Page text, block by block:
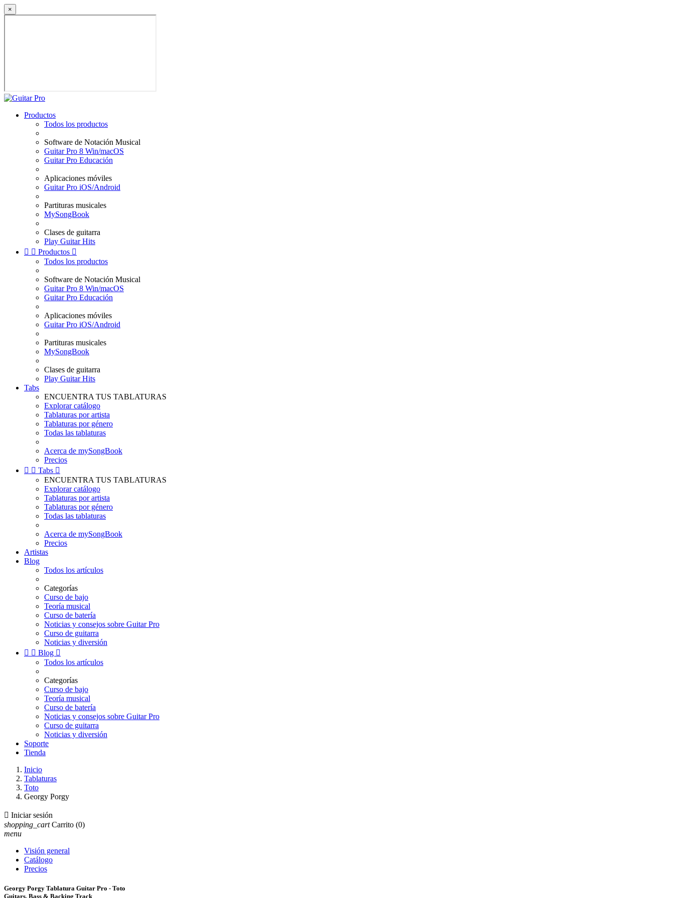
×
Productos
Todos los productos
Software de Notación Musical
Guitar Pro 8 Win/macOS
Guitar Pro Educación
Aplicaciones móviles
Guitar Pro iOS/Android
Partituras musicales
MySongBook
Clases de guitarra
Play Guitar Hits
  Productos 
Todos los productos
Software de Notación Musical
Guitar Pro 8 Win/macOS
Guitar Pro Educación
Aplicaciones móviles
Guitar Pro iOS/Android
Partituras musicales
MySongBook
Clases de guitarra
Play Guitar Hits
Tabs
ENCUENTRA TUS TABLATURAS
Explorar catálogo
Tablaturas por artista
Tablaturas por género
Todas las tablaturas
Acerca de mySongBook
Precios
  Tabs 
ENCUENTRA TUS TABLATURAS
Explorar catálogo
Tablaturas por artista
Tablaturas por género
Todas las tablaturas
Acerca de mySongBook
Precios
Artistas
Blog
Todos los artículos
Categorías
Curso de bajo
Teoría musical
Curso de batería
Noticias y consejos sobre Guitar Pro
Curso de guitarra
Noticias y diversión
  Blog 
Todos los artículos
Categorías
Curso de bajo
Teoría musical
Curso de batería
Noticias y consejos sobre Guitar Pro
Curso de guitarra
Noticias y diversión
Soporte
Tienda
Inicio
Tablaturas
Toto
Georgy Porgy
 Iniciar sesión
shopping_cart Carrito (0)
menu
Visión general
Catálogo
Precios
Georgy Porgy Tablatura Guitar Pro - Toto
Guitars, Bass & Backing Track